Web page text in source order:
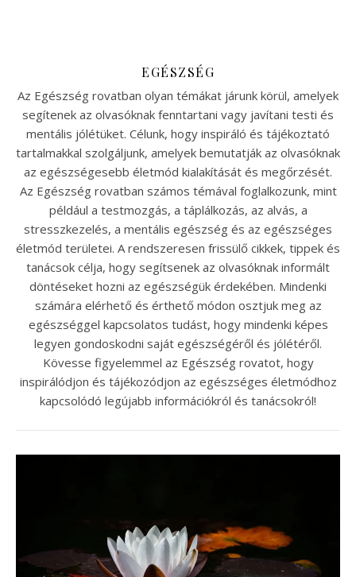
EGÉSZSÉG
Az Egészség rovatban olyan témákat járunk körül, amelyek
segítenek az olvasóknak fenntartani vagy javítani testi és
mentális jólétüket. Célunk, hogy inspiráló és tájékoztató
tartalmakkal szolgáljunk, amelyek bemutatják az olvasóknak
az egészségesebb életmód kialakítását és megőrzését.
Az Egészség rovatban számos témával foglalkozunk, mint
például a testmozgás, a táplálkozás, az alvás, a
stresszkezelés, a mentális egészség és az egészséges
életmód területei. A rendszeresen frissülő cikkek, tippek és
tanácsok célja, hogy segítsenek az olvasóknak informált
döntéseket hozni az egészségük érdekében. Mindenki
számára elérhető és érthető módon osztjuk meg az
egészséggel kapcsolatos tudást, hogy mindenki képes
legyen gondoskodni saját egészségéről és jólétéről.
Kövesse figyelemmel az Egészség rovatot, hogy
inspirálódjon és tájékozódjon az egészséges életmódhoz
kapcsolódó legújabb információkról és tanácsokról!